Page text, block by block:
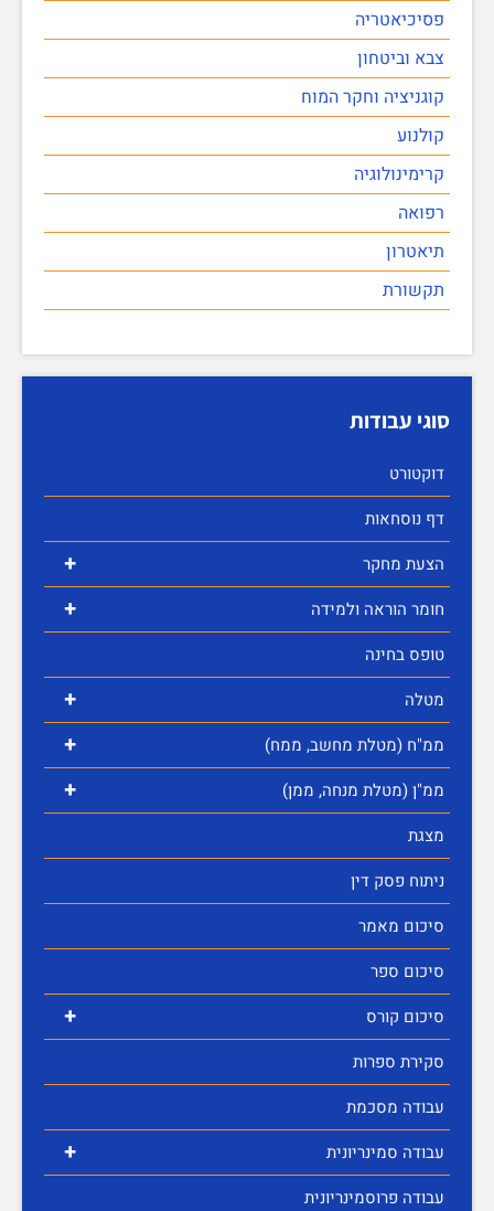
פסיכיאטריה
צבא וביטחון
קוגניציה וחקר המוח
קולנוע
קרימינולוגיה
רפואה
תיאטרון
תקשורת
סוגי עבודות
דוקטורט
דף נוסחאות
+ הצעת מחקר
+
חומר הוראה ולמידה
טופס בחינה
+ מטלה
+ ממ"ח (מטלת מחשב, ממח)
+
ממ"ן (מטלת מנחה, ממן)
מצגת
ניתוח פסק דין
סיכום מאמר
סיכום ספר
+
סיכום קורס
סקירת ספרות
עבודה מסכמת
+
עבודה סמינריונית
עבודה פרוסמינריונית